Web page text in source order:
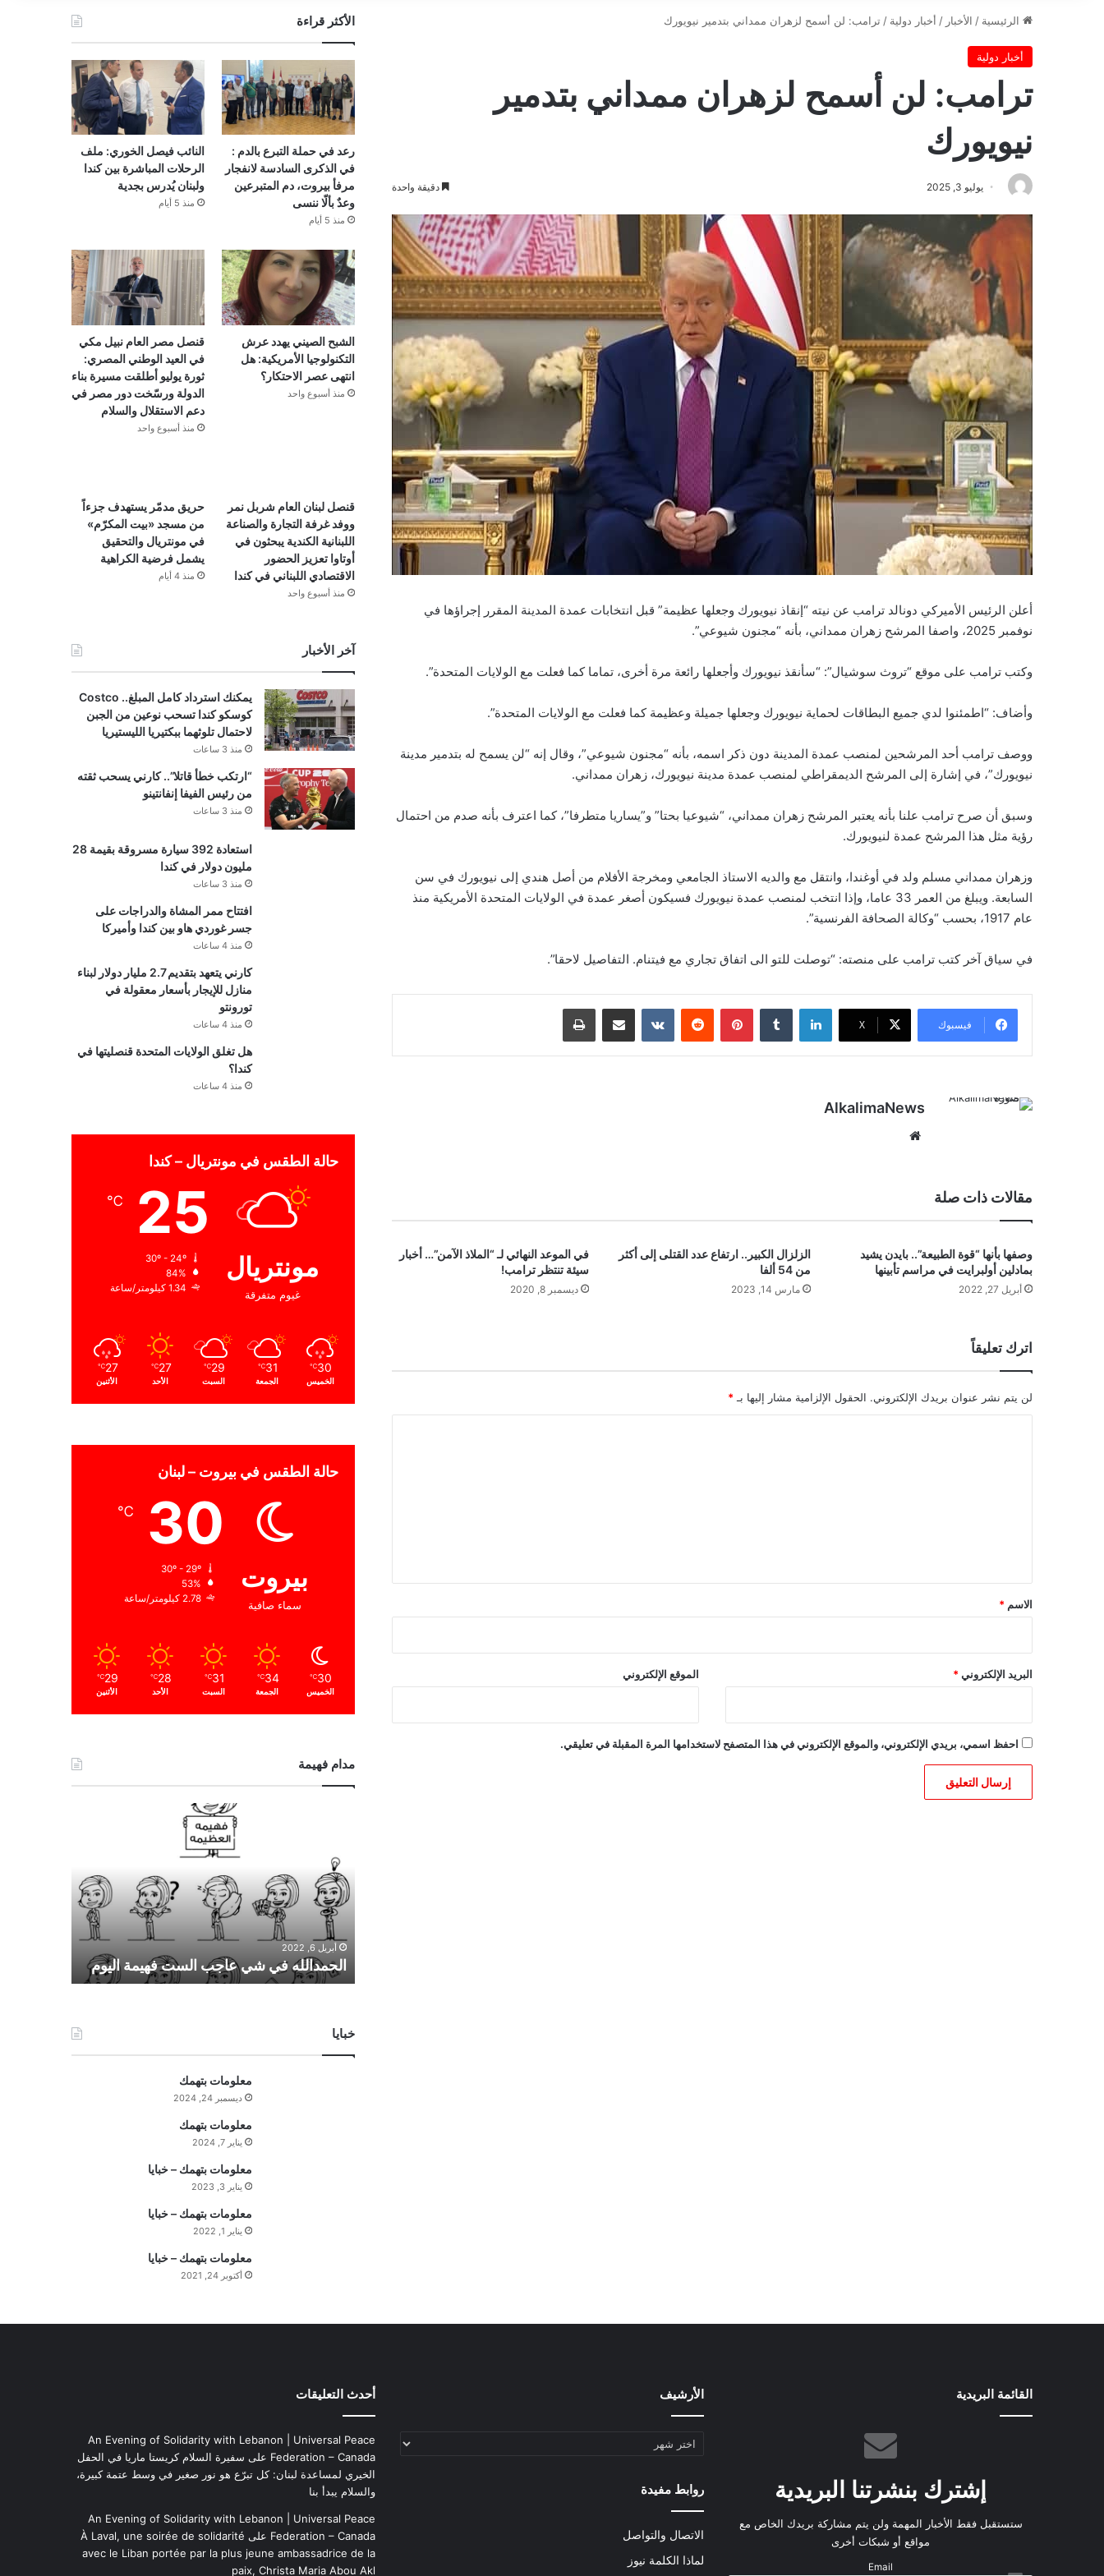
الرئيسية / الأخبار / أخبار دولية / ترامب: لن أسمح لزهران ممداني بتدمير نيويورك
أخبار دولية
ترامب: لن أسمح لزهران ممداني بتدمير
نيويورك
يوليو 3, 2025 دقيقة واحدة
أعلن الرئيس الأميركي دونالد ترامب عن نيته “إنقاذ نيويورك وجعلها عظيمة” قبل انتخابات عمدة المدينة المقرر إجراؤها في
نوفمبر 2025، واصفا المرشح زهران ممداني، بأنه “مجنون شيوعي”.
وكتب ترامب على موقع “تروث سوشيال”: “سأنقذ نيويورك وأجعلها رائعة مرة أخرى، تماما كما فعلت مع الولايات المتحدة”.
وأضاف: “اطمئنوا لدي جميع البطاقات لحماية نيويورك وجعلها جميلة وعظيمة كما فعلت مع الولايات المتحدة”.
ووصف ترامب أحد المرشحين لمنصب عمدة المدينة دون ذكر اسمه، بأنه “مجنون شيوعي”، وقال إنه “لن يسمح له بتدمير مدينة
نيويورك”، في إشارة إلى المرشح الديمقراطي لمنصب عمدة مدينة نيويورك، زهران ممداني.
وسبق أن صرح ترامب علنا بأنه يعتبر المرشح زهران ممداني، “شيوعيا بحتا” و”يساريا متطرفا”، كما اعترف بأنه صدم من احتمال
رؤية مثل هذا المرشح عمدة لنيويورك.
وزهران ممداني مسلم ولد في أوغندا، وانتقل مع والديه الاستاذ الجامعي ومخرجة الأفلام من أصل هندي إلى نيويورك في سن
السابعة. ويبلغ من العمر 33 عاما، وإذا انتخب لمنصب عمدة نيويورك فسيكون أصغر عمدة في الولايات المتحدة الأمريكية منذ
عام 1917، بحسب “وكالة الصحافة الفرنسية”.
في سياق آخر كتب ترامب على منصته: “توصلت للتو الى اتفاق تجاري مع فيتنام. التفاصيل لاحقا”.
فيسبوك ‫X
لينكدإن بينتيريست
AlkalimaNews
مقالات ذات صلة
وصفها بأنها “قوة الطبيعة”.. بايدن يشيد
بمادلين أولبرايت في مراسم تأبينها
أبريل 27, 2022
الزلزال الكبير.. ارتفاع عدد القتلى إلى أكثر
من 54 ألفا
مارس 14, 2023
في الموعد النهائي لـ “الملاذ الآمن”… أخبار
سيئة تنتظر ترامب!
ديسمبر 8, 2020
اترك تعليقاً
لن يتم نشر عنوان بريدك الإلكتروني. الحقول الإلزامية مشار إليها بـ *
*
الاسم *
البريد الإلكتروني * الموقع الإلكتروني
احفظ اسمي، بريدي الإلكتروني، والموقع الإلكتروني في هذا المتصفح لاستخدامها المرة المقبلة في تعليقي.
الأكثر قراءة
رعد في حملة التبرع بالدم :
في الذكرى السادسة لانفجار
مرفأ بيروت، دم المتبرعين
وعدٌ بألّا ننسى
منذ 5 أيام
النائب فيصل الخوري: ملف
الرحلات المباشرة بين كندا
ولبنان يُدرس بجدية
منذ 5 أيام
الشبح الصيني يهدد عرش
التكنولوجيا الأمريكية: هل
انتهى عصر الاحتكار؟
منذ أسبوع واحد
قنصل مصر العام نبيل مكي
في العيد الوطني المصري:
ثورة يوليو أطلقت مسيرة بناء
الدولة ورسّخت دور مصر في
دعم الاستقلال والسلام
منذ أسبوع واحد
قنصل لبنان العام شربل نمر
ووفد غرفة التجارة والصناعة
اللبنانية الكندية يبحثون في
أوتاوا تعزيز الحضور
الاقتصادي اللبناني في كندا
منذ أسبوع واحد
حريق مدمّر يستهدف جزءاً
من مسجد «بيت المكرّم»
في مونتريال والتحقيق
يشمل فرضية الكراهية
منذ 4 أيام
آخر الأخبار
يمكنك استرداد كامل المبلغ.. Costco
كوسكو كندا تسحب نوعين من الجبن
لاحتمال تلوثهما ببكتيريا الليستيريا
منذ 3 ساعات
“ارتكب خطأ قاتلا”.. كارني يسحب ثقته
من رئيس الفيفا إنفانتينو
منذ 3 ساعات
استعادة 392 سيارة مسروقة بقيمة 28
مليون دولار في كندا
منذ 3 ساعات
افتتاح ممر المشاة والدراجات على
جسر غوردي هاو بين كندا وأميركا
منذ 4 ساعات
كارني يتعهد بتقديم 2.7 مليار دولار لبناء
منازل للإيجار بأسعار معقولة في
تورونتو
منذ 4 ساعات
هل تغلق الولايات المتحدة قنصليتها في
كندا؟
منذ 4 ساعات
حالة الطقس في مونتريال – كندا
مونتريال
غيوم متفرقة
25
℃
84%
1.34 كيلومتر/ساعة
30
℃
الخميس
31
℃
الجمعة
29
℃
السبت
27
℃
الأحد
27
℃
الأثنين
حالة الطقس في بيروت – لبنان
بيروت
سماء صافية
30
℃
53%
2.78 كيلومتر/ساعة
30
℃
الخميس
34
℃
الجمعة
31
℃
السبت
28
℃
الأحد
29
℃
الأثنين
مدام فهيمة
د
ي
ع
ا
أبريل 6, 2022
الحمدالله في شي عاجب الست فهيمة اليوم
خبايا
معلومات بتهمك
ديسمبر 24, 2024
معلومات بتهمك
يناير 7, 2024
معلومات بتهمك – خبايا
يناير 3, 2023
معلومات بتهمك – خبايا
يناير 1, 2022
معلومات بتهمك – خبايا
أكتوبر 24, 2021
القائمة البريدية
إشترك بنشرتنا البريدية
ستستقبل فقط الأخبار المهمة ولن يتم مشاركة بريدك الخاص مع
مواقع أو شبكات أخرى
Email
الأرشيف
الأرشيف
روابط مفيدة
الاتصال والتواصل
لماذا الكلمة نيوز
أحدث التعليقات
An Evening of Solidarity with Lebanon | Universal Peace
Federation – Canada على سفيرة السلام كريستا ماريا في الحفل
الخيري لمساعدة لبنان: كل تبرّع هو نور صغير في وسط عتمة كبيرة،
والسلام يبدأ بنا
An Evening of Solidarity with Lebanon | Universal Peace
Federation – Canada على À Laval, une soirée de solidarité
avec le Liban portée par la plus jeune ambassadrice de la
paix, Christa Maria Abou Akl